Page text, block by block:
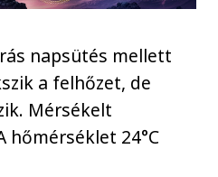
napsütés mellett
a felhőzet, de
Mérsékelt
hőmérséklet 24°C